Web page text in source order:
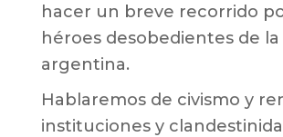
hacer un breve recorrido
héroes desobedientes de
argentina.
Hablaremos de civismo y
instituciones y